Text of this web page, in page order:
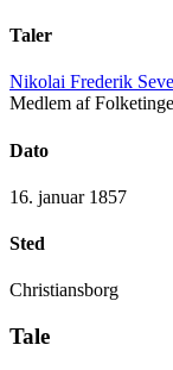
Taler
Nikolai Frederik
Medlem af
Dato
16. januar 1857
Sted
Christiansborg
Tale